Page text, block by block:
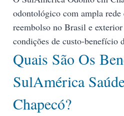
odontológico com ampla rede
reembolso no Brasil e
condições de custo-benefício
Quais São Os
SulAmérica
Chapecó?